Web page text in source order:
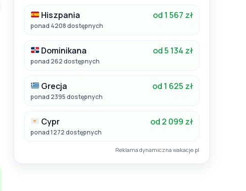
Hiszpania od 1 567 zł
ponad 4208 dostępnych
Dominikana od 5 134 zł
ponad 262 dostępnych
Grecja od 1 625 zł
ponad 2395 dostępnych
Cypr od 2 099 zł
ponad 1272 dostępnych
Reklama dynamiczna wakacje.pl